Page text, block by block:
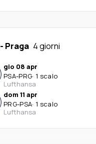
- Praga 4 giorni
gio 08 apr
PSA-PRG· 1 scalo
Lufthansa
dom 11 apr
PRG-PSA· 1 scalo
Lufthansa